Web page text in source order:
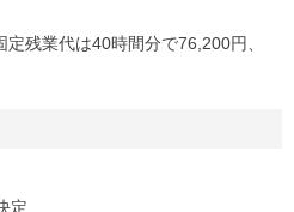
残業代は40時間分で76,200円、
定